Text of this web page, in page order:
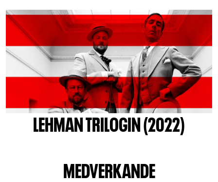
LEHMAN TRILOGIN (2022)
MEDVERKANDE